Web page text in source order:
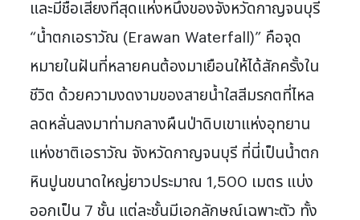
และมีชื่อเสียงที่สุดแห่งหนึ่งของจังหวัดกาญจนบุรี
“น้ำตกเอราวัณ (Erawan Waterfall)” คือจุด
หมายในฝันที่หลายคนต้องมาเยือนให้ได้สักครั้งใน
ชีวิต ด้วยความงดงามของสายน้ำใสสีมรกตที่ไหล
ลดหลั่นลงมาท่ามกลางผืนป่าดิบเขาแห่งอุทยาน
แห่งชาติเอราวัณ จังหวัดกาญจนบุรี ที่นี่เป็นน้ำตก
หินปูนขนาดใหญ่ยาวประมาณ 1,500 เมตร แบ่ง
ออกเป็น 7 ชั้น แต่ละชั้นมีเอกลักษณ์เฉพาะตัว ทั้ง